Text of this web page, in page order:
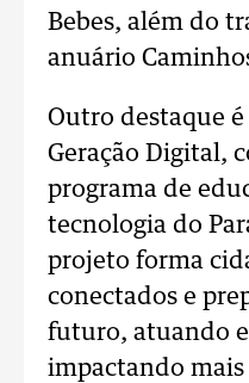
Bebes, além do
anuário
Outro destaque é
Geração Digital,
programa de
tecnologia do
projeto forma
conectados e
futuro, atuando
impactando